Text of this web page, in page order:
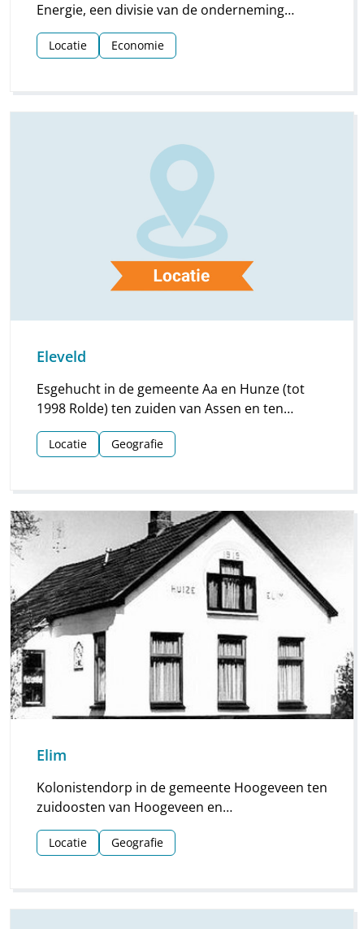
Energie, een divisie van de onderneming
Essent, die in 1999 is ontstaan uit een fusie van
de PNEM/MEGA Groep uit het zuiden des lands
Locatie Economie
Eleveld
Esgehucht in de gemeente Aa en Hunze (tot
1998 Rolde) ten zuiden van Assen en ten
zuidwesten van Rolde aan de gelijknamige
straatweg.
Locatie Geografie
Elim
Kolonistendorp in de gemeente Hoogeveen ten
zuidoosten van Hoogeveen en
Hollandscheveld. Kern van een groot gebied
met verspreide bewoning langs een
Locatie Geografie